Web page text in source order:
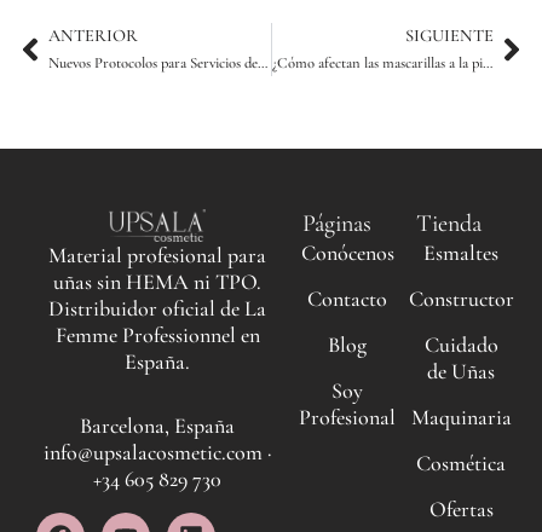
AntANTERIOR
Nuevos Protocolos para Servicios de Manicura y Pedicura
SIGUIENTE
¿Cómo afectan las mascarillas a la piel?
Material profesional para
uñas sin HEMA ni TPO.
Distribuidor oficial de La
Femme Professionnel en
España.
Barcelona, España
info@upsalacosmetic.com ·
+34 605 829 730
F Y L
I
Páginas
Conócenos
Contacto
Blog
Soy
Profesional
Tienda
Esmaltes
Constructor
Cuidado
de Uñas
Maquinaria
Cosmética
Ofertas